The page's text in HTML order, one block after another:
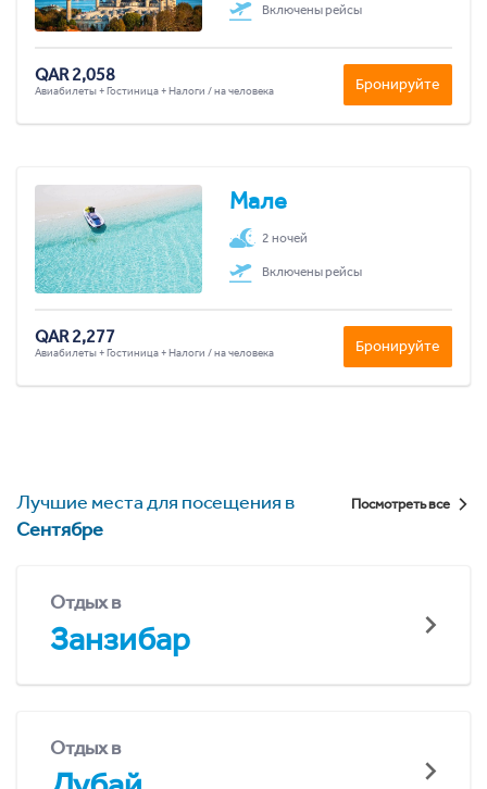
Включены рейсы
QAR 2,058
Авиабилеты + Гостиница + Налоги / на человека Бронируйте
Мале
2 ночей
Включены рейсы
QAR 2,277
Авиабилеты + Гостиница + Налоги / на человека Бронируйте
Лучшие места для посещения в
Сентябре
Посмотреть все
Отдых в
Занзибар
Отдых в